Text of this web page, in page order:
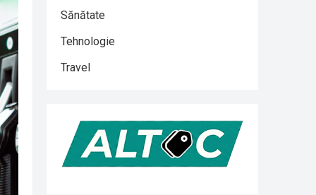
Sănătate
Tehnologie
Travel